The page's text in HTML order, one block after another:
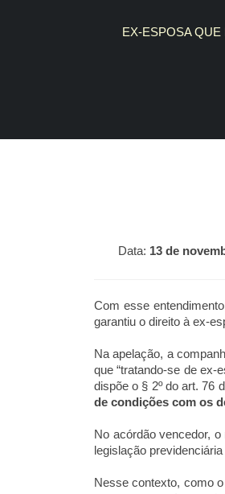
EX-ESPOSA
Data: 13 de
Com esse
garantiu o direito à ex-
Na apelação, a
que “tratando-se de ex-
dispõe o § 2º do art. 76
de condições com os
No acórdão vencedor,
legislação
Nesse contexto, como